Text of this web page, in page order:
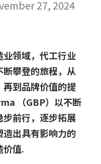
27, 2024
领域，代工行业
攀登的旅程，从
到品牌价值的提
（GBP）以不断
前行，逐步拓展
出具有影响力的
价值.